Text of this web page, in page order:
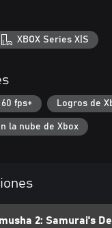
duplicadas.
and/or registered
XBOX Series X|S
60 fps+ Logros de
la nube de Xbox
2: Samurai's